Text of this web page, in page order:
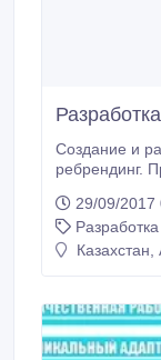
Создание и
ребрендинг.
пишите. Whatsapp - есть!
сайты, визитки, лэндинги, корпоративные сайты,
интернет
29/09/2017